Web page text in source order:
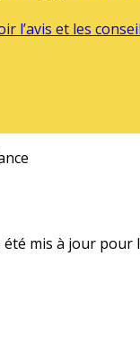
l’avis et les
mis à jour